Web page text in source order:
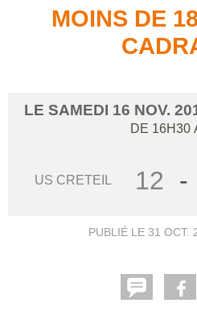
MOINS DE
LE SAMEDI 16 NOV.
DE 16H30
US CRETEIL 12 -
PUBLIÉ LE 31 OCT.